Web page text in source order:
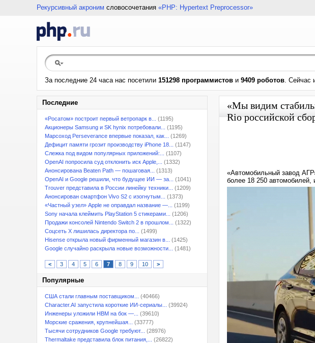
Рекурсивный акроним словосочетания «PHP: Hypertext Preprocessor»
За последние 24 часа нас посетили 151298 программистов и 9409 роботов. Сейчас
Последние
«Росатом» построит первый ветропарк в...
(1195)
Акционеры Samsung и SK hynix потребовали...
(1195)
Марсоход Perseverance впервые показал, как...
(1269)
Дефицит памяти грозит производству iPhone 18...
(1147)
Слежка под видом популярных приложений:...
(1107)
OpenAI попросила суд отклонить иск Apple,...
(1332)
Анонсирована Beaten Path — пошаговая...
(1313)
OpenAI и Google решили, что будущее ИИ — за...
(1041)
Trouver представила в России линейку техники...
(1209)
Анонсирован смартфон Vivo S2 с изогнутым...
(1373)
«Частный узел» Apple не оправдал название —...
(1199)
Sony начала клеймить PlayStation 5 стикерами...
(1206)
Продажи консолей Nintendo Switch 2 в прошлом...
(1322)
Соцсеть X лишилась директора по...
(1499)
Hisense открыла новый фирменный магазин в...
(1425)
Google случайно раскрыла новые возможности...
(1481)
< 3 4 5 6 7 8 9 10 >
Популярные
США стали главным поставщиком...
(40466)
Character.AI запустила короткие ИИ-сериалы...
(39924)
Инженеры уложили HBM на бок —...
(39610)
Морские сражения, крупнейшая...
(33777)
Тысячи сотрудников Google требуют...
(28976)
Thermaltake представила блок питания,...
(26822)
«Мы видим
Rio российской
«Автомобильный завод
более 18 250 автомобилей,